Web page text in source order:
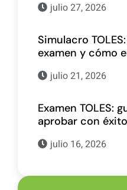
julio 27, 2026
Simulacro
examen y cómo
julio 21, 2026
Examen TOLES:
aprobar con éxito
julio 16, 2026